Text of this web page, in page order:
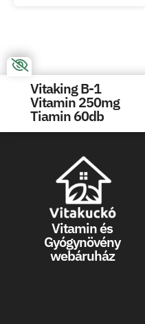
Vitaking B-1
Vitamin 250mg
Tiamin 60db
Vitamin és
Gyógynövény
webáruház